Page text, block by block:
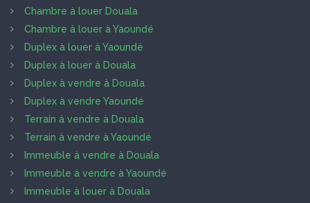
Chambre à louer Douala
Chambre à louer à Yaoundé
Duplex à louer à Yaoundé
Duplex à louer à Douala
Duplex à vendre à Douala
Duplex à vendre Yaoundé
Terrain à vendre à Douala
Terrain à vendre à Yaoundé
Immeuble à vendre à Douala
Immeuble à vendre à Yaoundé
Immeuble à louer à Douala